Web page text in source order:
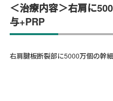
＜治療内容＞右肩に
与+PRP
右肩腱板断裂部に5000万個の幹